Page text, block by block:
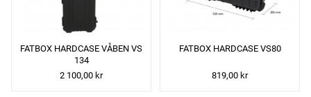
FATBOX HARDCASE VÅBEN VS
134
2 100,00 kr
FATBOX HARDCASE VS80
819,00 kr